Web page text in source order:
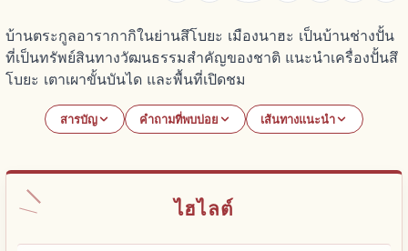
บ้านตระกูลอารากากิในย่านสึโบยะ เมืองนาฮะ เป็นบ้านช่างปั้น
ที่เป็นทรัพย์สินทางวัฒนธรรมสำคัญของชาติ แนะนำเครื่องปั้นสึ
โบยะ เตาเผาขั้นบันได และพื้นที่เปิดชม
สารบัญ คำถามที่พบบ่อย เส้นทางแนะนำ
ไฮไลต์